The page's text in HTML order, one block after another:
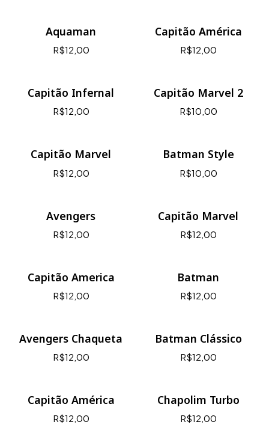
Aquaman
R$12,00
Capitão América
R$12,00
Capitão Infernal
R$12,00
Capitão Marvel 2
R$10,00
Capitão Marvel
R$12,00
Batman Style
R$10,00
Avengers
R$12,00
Capitão Marvel
R$12,00
Capitão America
R$12,00
Batman
R$12,00
Avengers Chaqueta
R$12,00
Batman Clássico
R$12,00
Capitão América
R$12,00
Chapolim Turbo
R$12,00